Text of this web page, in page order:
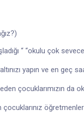
“ “okulu çok
yapın ve en
çocuklarımızın da